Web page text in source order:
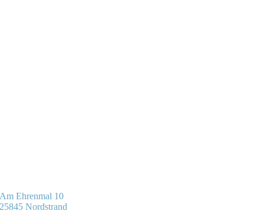
Am Ehrenmal 10
25845 Nordstrand